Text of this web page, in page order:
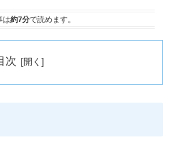
は約7分で読めます。
次